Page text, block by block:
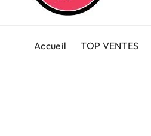
Accueil TOP VENTES